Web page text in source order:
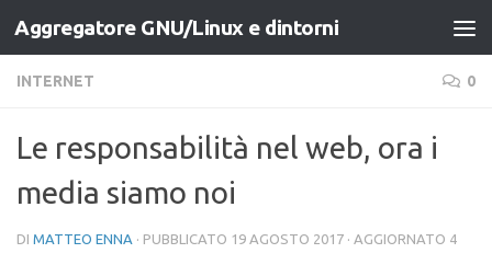
Salta al contenuto
Aggregatore GNU/Linux e dintorni
INTERNET 0
Le responsabilità nel web, ora i
media siamo noi
DI MATTEO ENNA · PUBBLICATO 19 AGOSTO 2017 · AGGIORNATO 4